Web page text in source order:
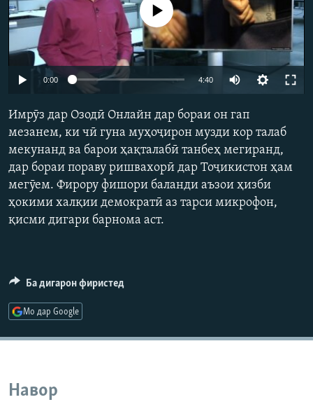
ГУЗОРИШҲОИ РАДИОӢ
Русский
ПАЙГИРӢ КУНЕД
Ҳамаи сомонаҳои RFE/RL
Феълан кор намекунад
0:00 4:40
Имрӯз дар Озодӣ Онлайн дар бораи он гап
мезанем, ки чӣ гуна муҳоҷирон музди кор талаб
мекунанд ва барои ҳақталабӣ танбеҳ мегиранд,
дар бораи пораву ришвахорӣ дар Тоҷикистон ҳам
мегӯем. Фирору фишори баланди аъзои ҳизби
ҳокими халқии демократӣ аз тарси микрофон,
қисми дигари барнома аст.
Ба дигарон фиристед
Мо дар Google
Навор